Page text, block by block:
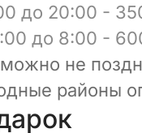
до 20:00 -
до 8:00 -
можно не
районы